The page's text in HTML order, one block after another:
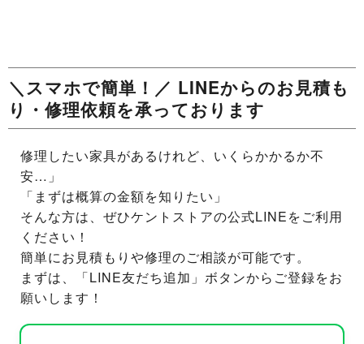
＼スマホで簡単！／ LINEからのお見積も
り・修理依頼を承っております
修理したい家具があるけれど、いくらかかるか不
安…」
「まずは概算の金額を知りたい」
そんな方は、ぜひケントストアの公式LINEをご利用
ください！
簡単にお見積もりや修理のご相談が可能です。
まずは、「LINE友だち追加」ボタンからご登録をお
願いします！